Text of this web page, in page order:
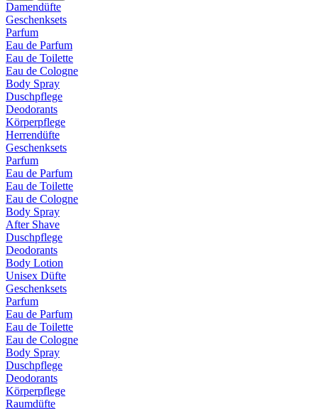
Damendüfte
Geschenksets
Parfum
Eau de Parfum
Eau de Toilette
Eau de Cologne
Body Spray
Duschpflege
Deodorants
Körperpflege
Herrendüfte
Geschenksets
Parfum
Eau de Parfum
Eau de Toilette
Eau de Cologne
Body Spray
After Shave
Duschpflege
Deodorants
Body Lotion
Unisex Düfte
Geschenksets
Parfum
Eau de Parfum
Eau de Toilette
Eau de Cologne
Body Spray
Duschpflege
Deodorants
Körperpflege
Raumdüfte